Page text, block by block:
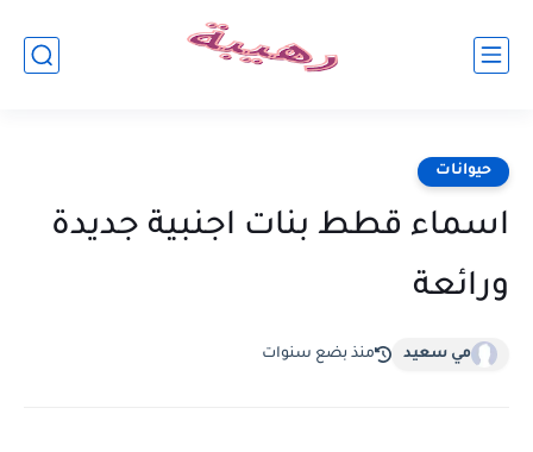
حيوانات
اسماء قطط بنات اجنبية جديدة
ورائعة
مي سعيد منذ بضع سنوات